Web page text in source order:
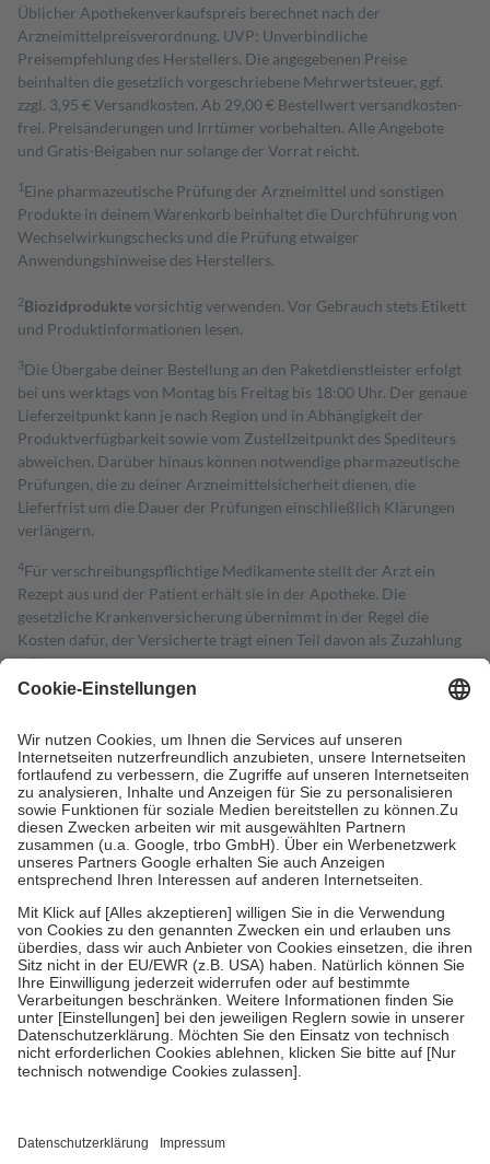
Üblicher Apothekenverkaufspreis berechnet nach der
Arzneimittelpreisverordnung. UVP: Unverbindliche
Preisempfehlung des Herstellers. Die angegebenen Preise
beinhalten die gesetzlich vorgeschriebene Mehrwertsteuer, ggf.
zzgl. 3,95 € Versandkosten. Ab 29,00 € Bestell­wert versand­kosten­
frei. Preisänderungen und Irrtümer vorbehalten. Alle Angebote
und Gratis-Beigaben nur solange der Vorrat reicht.
1 Eine pharmazeutische Prüfung der Arzneimittel und sonstigen
Produkte in deinem Warenkorb beinhaltet die Durchführung von
Wechselwirkungschecks und die Prüfung etwaiger
Anwendungshinweise des Herstellers.
2Biozidproduktevorsichtig verwenden. Vor Gebrauch stets Etikett
und Produktinformationen lesen.
3Die Übergabe deiner Bestellung an den Paketdienstleister erfolgt
bei uns werktags von Montag bis Freitag bis 18:00 Uhr. Der genaue
Lieferzeitpunkt kann je nach Region und in Abhängigkeit der
Produktverfügbarkeit sowie vom Zustellzeitpunkt des Spediteurs
abweichen. Darüber hinaus können notwendige pharmazeutische
Prüfungen, die zu deiner Arzneimittelsicherheit dienen, die
Lieferfrist um die Dauer der Prüfungen einschließlich Klärungen
verlängern.
4Für verschreibungspflichtige Medikamente stellt der Arzt ein
Rezept aus und der Patient erhält sie in der Apotheke. Die
gesetzliche Krankenversicherung übernimmt in der Regel die
Kosten dafür, der Versicherte trägt einen Teil davon als Zuzahlung
mit.
Grundsätzlich leisten Mitglieder Zuzahlungen in Höhe von zehn
höchstens zehn Euro.
Es sind jedoch nie mehr als die tatsächlichen
Kosten der Leistung zu entrichten.
Diese Regeln gelten grundsätzlich auch für Online-Apotheken.
Bei Heilmitteln und häuslicher Krankenpflege beträgt die
Zuzahlung zehn Prozent der Kosten sowie zehn Euro je
Verordnung.
Um das Engagement der Versicherten für ihre eigene Gesundheit zu
stärken und die besondere Stellung der Familie zu unterstützen,
fallenkeine Zuzahlungenan bei:
• Kindern und Jugendlichen bis zum vollendeten 18. Lebensjahr
mit Ausnahme der Fahrkosten
• Untersuchungen zur Vorsorge und Früherkennung, die von der
GKV getragen werden
• empfohlenen Schutzimpfungen
• Harn- und Blutteststreifen
getroffen, um sicherzustellen, dass es sich um echte Bewertungen